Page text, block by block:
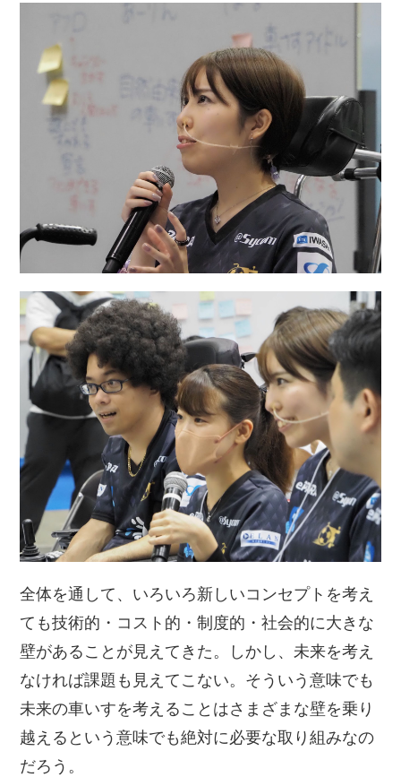
全体を通して、いろいろ新しいコンセプトを考え
ても技術的・コスト的・制度的・社会的に大きな
壁があることが見えてきた。しかし、未来を考え
なければ課題も見えてこない。そういう意味でも
未来の車いすを考えることはさまざまな壁を乗り
越えるという意味でも絶対に必要な取り組みなの
だろう。